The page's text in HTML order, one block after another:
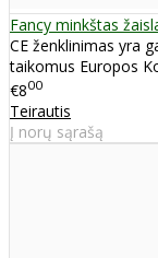
Fancy minkštas
CE ženklinimas yra
taikomus Europos
€800
Teirautis
Į norų sąrašą